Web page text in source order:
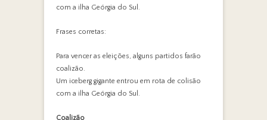
com a ilha Geórgia do Sul.
Frases corretas:
Para vencer as eleições, alguns partidos farão
coalizão.
Um iceberg gigante entrou em rota de colisão
com a ilha Geórgia do Sul.
Coalizão